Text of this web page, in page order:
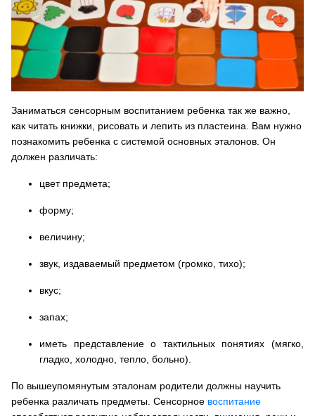
Заниматься сенсорным воспитанием ребенка так же важно,
как читать книжки, рисовать и лепить из пластеина. Вам нужно
познакомить ребенка с системой основных эталонов. Он
должен различать:
цвет предмета;
форму;
величину;
звук, издаваемый предметом (громко, тихо);
вкус;
запах;
иметь представление о тактильных понятиях (мягко,
гладко, холодно, тепло, больно).
По вышеупомянутым эталонам родители должны научить
ребенка различать предметы. Сенсорное воспитание